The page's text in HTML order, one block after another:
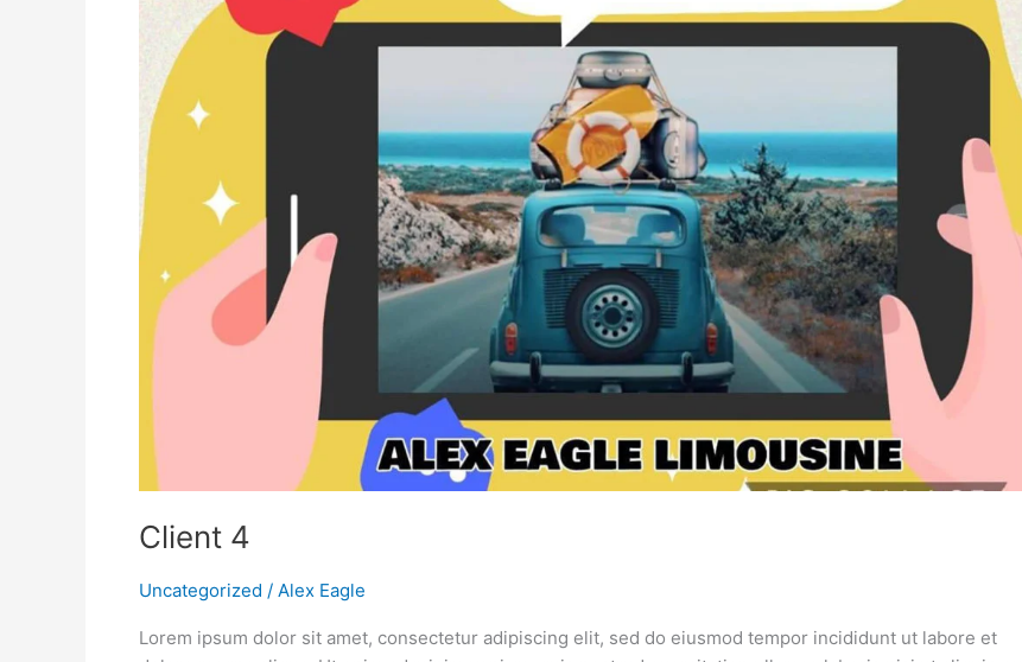
Client 4
Uncategorized / Alex Eagle
Lorem ipsum dolor sit amet, consectetur adipiscing elit, sed do eiusmod tempor incididunt ut labore et